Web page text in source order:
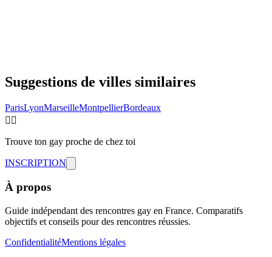
Suggestions de villes similaires
ParisLyonMarseilleMontpellierBordeaux
🏳️‍🌈
Trouve ton gay proche de chez toi
INSCRIPTION
À propos
Guide indépendant des rencontres gay en France. Comparatifs
objectifs et conseils pour des rencontres réussies.
ConfidentialitéMentions légales